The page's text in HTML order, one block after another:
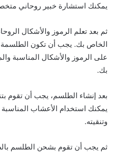
يمكنك استشارة خبير روحاني
ثم بعد تعلم الرموز والأشكال
الخاص بك. يجب أن تكون
على الرموز والأشكال المناسبة
بك.
بعد إنشاء الطلسم، يجب أن تقوم
يمكنك استخدام الأعشاب
وتنقيته.
ثم يجب أن تقوم بشحن الطلسم